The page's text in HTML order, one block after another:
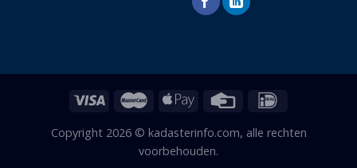
Copyright 2026 © kadasterinfo.com, alle rechten
voorbehouden.